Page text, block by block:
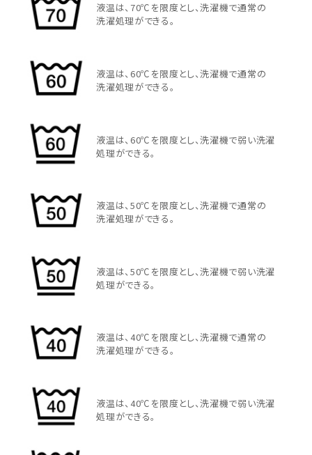
液温は、70℃を限度とし、洗濯機で通常の
洗濯処理ができる。
液温は、60℃を限度とし、洗濯機で通常の
洗濯処理ができる。
液温は、60℃を限度とし、洗濯機で弱い洗濯
処理ができる。
液温は、50℃を限度とし、洗濯機で通常の
洗濯処理ができる。
液温は、50℃を限度とし、洗濯機で弱い洗濯
処理ができる。
液温は、40℃を限度とし、洗濯機で通常の
洗濯処理ができる。
液温は、40℃を限度とし、洗濯機で弱い洗濯
処理ができる。